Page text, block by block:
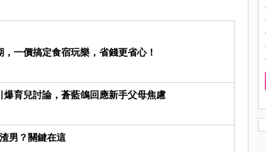
一價搞定食宿玩樂，省錢更省心！
育兒討論，蒼藍鴿回應新手父母焦慮
男？關鍵在這